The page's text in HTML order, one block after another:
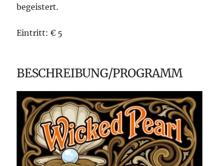
begeistert.
Eintritt: € 5
BESCHREIBUNG/PROGRAMM